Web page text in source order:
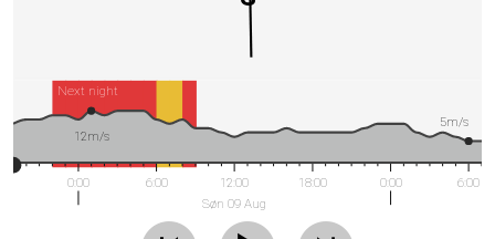
Next night
0:00 6:00
12:00
Søn 09 Aug
18:00 0:00 6:00
12m/s
5m/s